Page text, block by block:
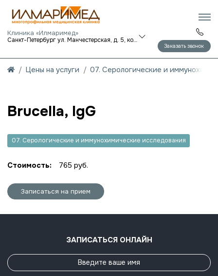
Клиника «Илмаримед»
Санкт-Петербург ул. Манчестерская, д. 5, корп. 1
Заказать звонок
Цены на услуги 07. Серологические и
Brucella, IgG
07. Серологические и иммунохимические исследования
Стоимость: 765 руб.
Записаться на прием
ЗАПИСАТЬСЯ ОНЛАЙН